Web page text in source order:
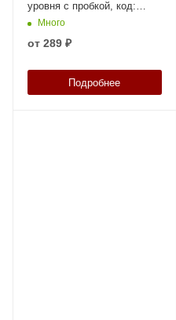
уровня с пробкой, код:
39160
Много
от 289 ₽
Подробнее